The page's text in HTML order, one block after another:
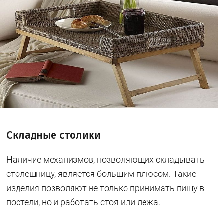
Складные столики
Наличие механизмов, позволяющих складывать
столешницу, является большим плюсом. Такие
изделия позволяют не только принимать пищу в
постели, но и работать стоя или лежа.